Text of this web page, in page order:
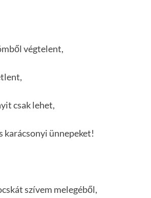
végtelent,
csak lehet,
karácsonyi ünnepeket!
szívem melegéből,